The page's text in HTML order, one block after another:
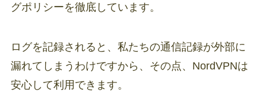
グポリシーを徹底しています。
ログを記録されると、私たちの通信記録が外部に
漏れてしまうわけですから、その点、NordVPNは
安心して利用できます。